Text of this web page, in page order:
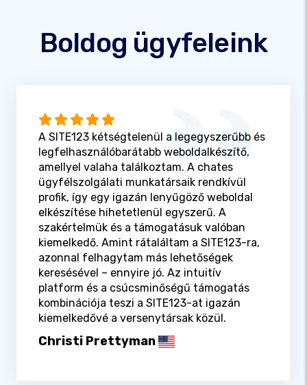
Boldog ügyfeleink
A SITE123 kétségtelenül a legegyszerűbb és
legfelhasználóbarátabb weboldalkészítő,
amellyel valaha találkoztam. A chates
ügyfélszolgálati munkatársaik rendkívül
profik, így egy igazán lenyűgöző weboldal
elkészítése hihetetlenül egyszerű. A
szakértelmük és a támogatásuk valóban
kiemelkedő. Amint rátaláltam a SITE123-ra,
azonnal felhagytam más lehetőségek
keresésével – ennyire jó. Az intuitív
platform és a csúcsminőségű támogatás
kombinációja teszi a SITE123-at igazán
kiemelkedővé a versenytársak közül.
Christi Prettyman